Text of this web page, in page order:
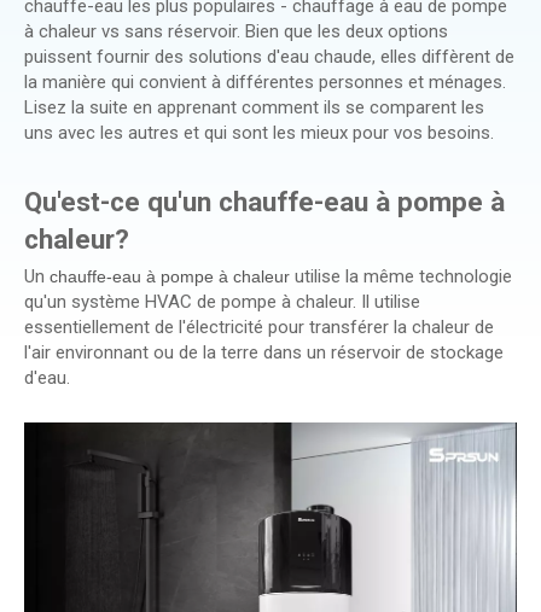
chauffe-eau les plus populaires - chauffage à eau de pompe
à chaleur vs sans réservoir. Bien que les deux options
puissent fournir des solutions d'eau chaude, elles diffèrent de
la manière qui convient à différentes personnes et ménages.
Lisez la suite en apprenant comment ils se comparent les
uns avec les autres et qui sont les mieux pour vos besoins.
Qu'est-ce qu'un chauffe-eau à pompe à
chaleur?
Un chauffe-eau à pompe à chaleur utilise la même technologie
qu'un système HVAC de pompe à chaleur. Il utilise
essentiellement de l'électricité pour transférer la chaleur de
l'air environnant ou de la terre dans un réservoir de stockage
d'eau.